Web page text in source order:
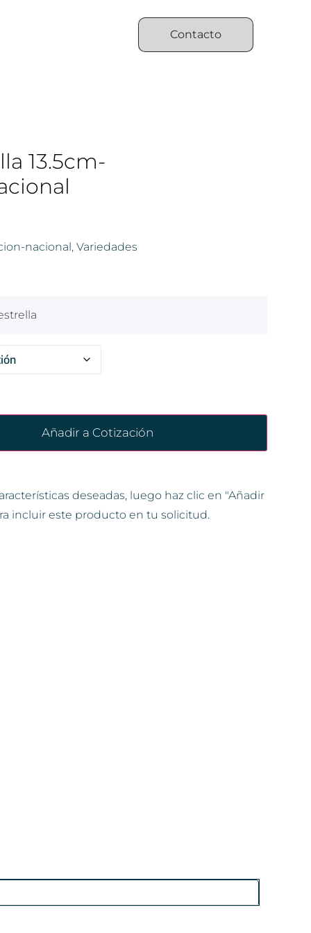
Contacto
13.5cm-
nacional , Variedades
Añadir a Cotización
deseadas, luego haz clic en "Añadir
incluir este producto en tu solicitud.